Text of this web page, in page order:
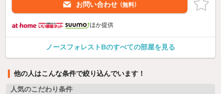
お問い合わせ （無料）
ほか提供
ノースフォレストBのすべての部屋を見る
他の人はこんな条件で絞り込んでいます！
人気のこだわり条件